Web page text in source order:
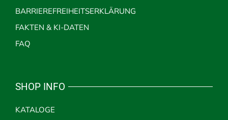
BARRIEREFREIHEITSERKLÄRUNG
FAKTEN & KI-DATEN
FAQ
SHOP INFO
KATALOGE